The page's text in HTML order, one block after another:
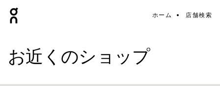
ホーム 店舗検索
お近くのショップ